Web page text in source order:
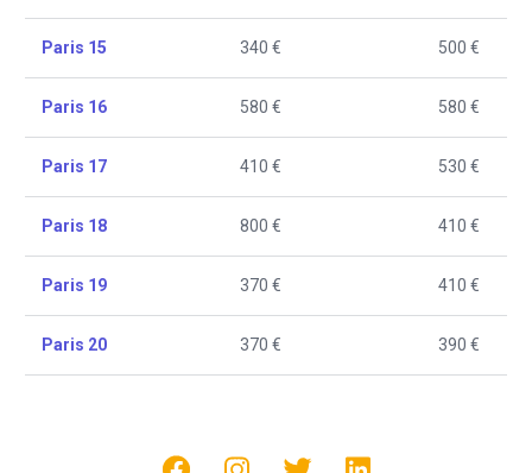
Paris 15 340 € 500 €
Paris 16 580 € 580 €
Paris 17 410 € 530 €
Paris 18 800 € 410 €
Paris 19 370 € 410 €
Paris 20 370 € 390 €